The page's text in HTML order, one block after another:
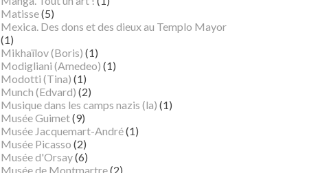
Matisse(5)
Mexica. Des dons et des dieux au Templo Mayor
(1)
Mikhaïlov (Boris) (1)
Modigliani (Amedeo) (1)
Modotti (Tina) (1)
Munch (Edvard) (2)
Musique dans les camps nazis (la) (1)
Musée Guimet(9)
Musée Jacquemart-André(1)
Musée Picasso (2)
Musée d'Orsay(6)
Musée de Montmartre(2)